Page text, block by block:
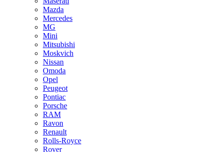
Mazda
Mercedes
MG
Mini
Mitsubishi
Moskvich
Nissan
Omoda
Opel
Peugeot
Pontiac
Porsche
RAM
Ravon
Renault
Rolls-Royce
Rover